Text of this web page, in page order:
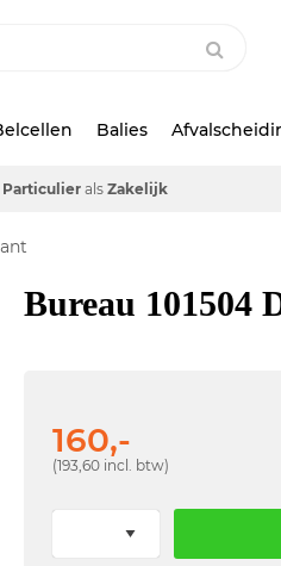
Balies
Particulier als Zakelijk
Bureau 101504
160,-
(193,60 incl. btw)